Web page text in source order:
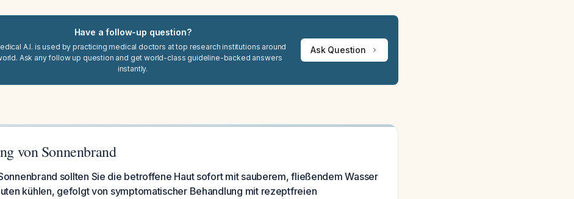
Have a follow-up question?
A.I. is used by practicing medical doctors at top research institutions around
Ask any follow up question and get world-class guideline-backed answers
instantly.
Ask Question
von Sonnenbrand
sollten Sie die betroffene Haut sofort mit sauberem, fließendem Wasser
kühlen, gefolgt von symptomatischer Behandlung mit rezeptfreien